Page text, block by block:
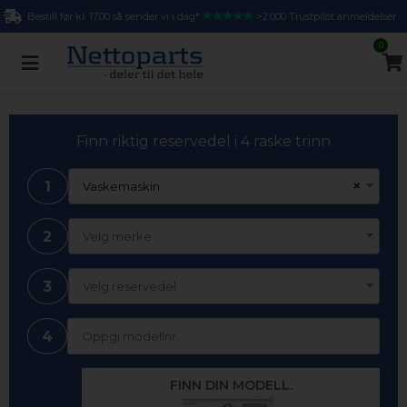
Bestill før kl. 17.00 så sender vi i dag* >2.000 Trustpilot anmeldelser
0
Finn riktig reservedel i 4 raske trinn
1 ×
Vaskemaskin
2 Velg merke
3 Velg reservedel
4
FINN DIN MODELL.